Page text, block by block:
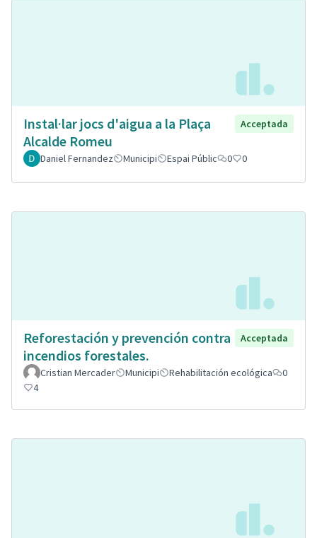
Instal·lar jocs d'aigua a la Plaça
Alcalde Romeu
Acceptada
Daniel Fernandez Municipi Espai Públic 0 0
Reforestación y prevención contra
incendios forestales.
Acceptada
Cristian Mercader Municipi Rehabilitación ecológica
0
4